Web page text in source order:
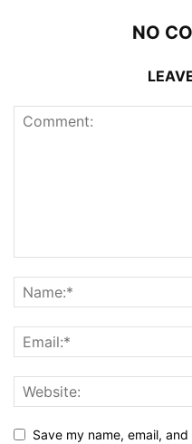
NO
Save my name, email,